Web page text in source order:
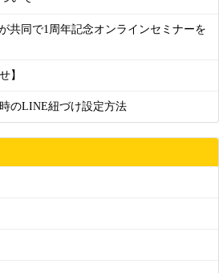
共同で1周年記念オンラインセミナーを
】
のLINE紐づけ設定方法